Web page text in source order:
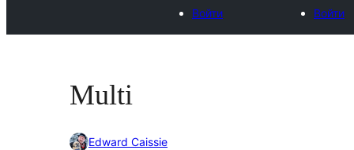
Войти
Войти
Multi
Edward Caissie